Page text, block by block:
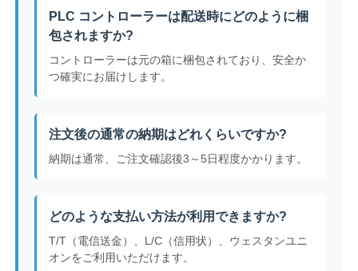
PLC コントローラーは配送時にどのように梱
包されますか?
コントローラーは元の箱に梱包されており、安全か
つ確実にお届けします。
注文後の通常の納期はどれくらいですか?
納期は通常、ご注文確認後3～5日程度かかります。
どのような支払い方法が利用できますか?
T/T（電信送金）、L/C（信用状）、ウェスタンユニ
オンをご利用いただけます。